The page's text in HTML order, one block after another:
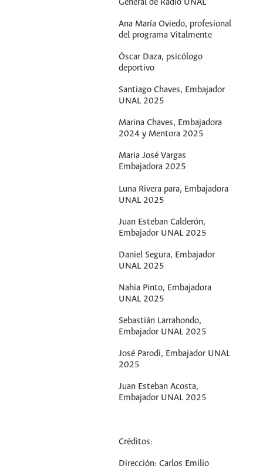
General de Radio UNAL
Ana María Oviedo, profesional
del programa Vitalmente
Óscar Daza, psicólogo
deportivo
Santiago Chaves, Embajador
UNAL 2025
Marina Chaves, Embajadora
2024 y Mentora 2025
Maria José Vargas
Embajadora 2025
Luna Rivera para, Embajadora
UNAL 2025
Juan Esteban Calderón,
Embajador UNAL 2025
Daniel Segura, Embajador
UNAL 2025
Nahia Pinto, Embajadora
UNAL 2025
Sebastián Larrahondo,
Embajador UNAL 2025
José Parodi, Embajador UNAL
2025
Juan Esteban Acosta,
Embajador UNAL 2025
Créditos:
Dirección: Carlos Emilio